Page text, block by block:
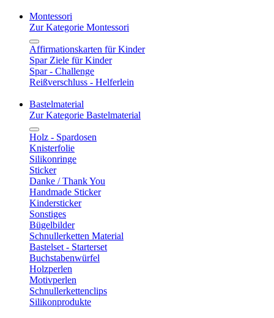
Montessori
Zur Kategorie Montessori
Affirmationskarten für Kinder
Spar Ziele für Kinder
Spar - Challenge
Reißverschluss - Helferlein
Bastelmaterial
Zur Kategorie Bastelmaterial
Holz - Spardosen
Knisterfolie
Silikonringe
Sticker
Danke / Thank You
Handmade Sticker
Kindersticker
Sonstiges
Bügelbilder
Schnullerketten Material
Bastelset - Starterset
Buchstabenwürfel
Holzperlen
Motivperlen
Schnullerkettenclips
Silikonprodukte